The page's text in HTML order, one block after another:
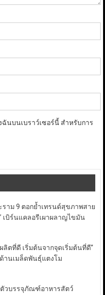
นบนเบราว์เซอร์นี้ สำหรับการ
ราม 9 ตอกย้ำเทรนด์สุขภาพสาย
เบิร์นแคลอรีเผาผลาญไขมัน
ลิตที่ดี เริ่มต้นจากจุดเริ่มต้นที่ดี”
านเมล็ดพันธุ์แตงโม
ตัวบรรจุภัณฑ์อาหารสัตว์